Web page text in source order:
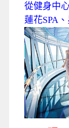
從健身中
蓮花SPA